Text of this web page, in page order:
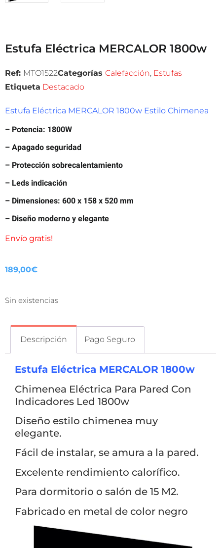
Estufa Eléctrica MERCALOR 1800w
Ref: MTO1522Categorías Calefacción, Estufas
Etiqueta Destacado
Estufa Eléctrica MERCALOR 1800w Estilo Chimenea
– Potencia: 1800W
– Apagado seguridad
– Protección sobrecalentamiento
– Leds indicación
– Dimensiones: 600 x 158 x 520 mm
– Diseño moderno y elegante
Envío gratis!
189,00€
Sin existencias
Descripción Pago Seguro
Estufa Eléctrica MERCALOR 1800w
Chimenea Eléctrica Para Pared Con
Indicadores Led 1800w
Diseño estilo chimenea muy
elegante.
Fácil de instalar, se amura a la pared.
Excelente rendimiento calorífico.
Para dormitorio o salón de 15 M2.
Fabricado en metal de color negro